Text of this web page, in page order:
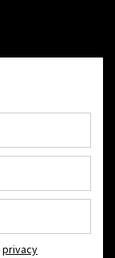
privacy